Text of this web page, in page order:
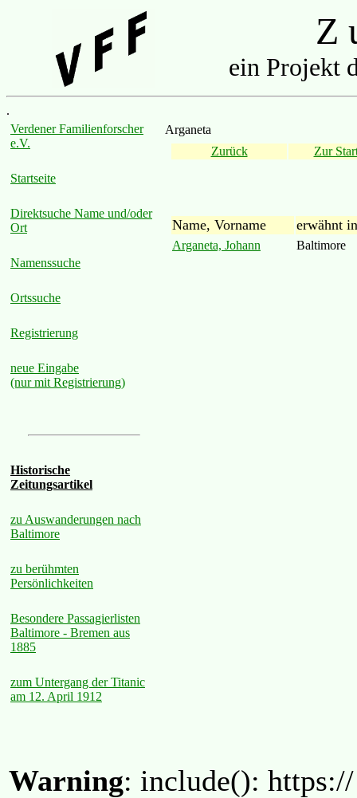
Z
ein Projekt
.
Verdener Familienforscher
e.V.
Startseite
Direktsuche Name und/oder
Ort
Namenssuche
Ortssuche
Registrierung
neue Eingabe
(nur mit Registrierung)
Historische
Zeitungsartikel
zu Auswanderungen nach
Baltimore
zu berühmten
Persönlichkeiten
Besondere Passagierlisten
Baltimore - Bremen aus
1885
zum Untergang der Titanic
am 12. April 1912
Arganeta
Zurück
Zur
Name, Vorname erwähnt in
Arganeta, Johann Baltimore
Warning: include():